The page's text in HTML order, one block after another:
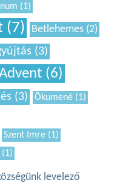
(1)
(7) Betlehemes (2)
(3)
(6)
(3)
Ökumené (1)
Szent Imre (1)
(1)
levelező